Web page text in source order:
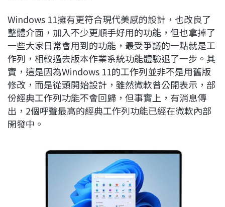
Windows 11擁有更符合現代美感的設計，也改良了
整體介面，加入不少更順手好用的功能，但也拿掉了
一些大家日常會用到的功能，最受爭議的一點就是工
作列，相較過去版本作業系統功能體驗退了一步。其
實，這是因為Windows 11的工作列並非不是用舊版
修改，而是從頭開始設計，雖然微軟曾公開表示，部
份經典工作列功能不會回歸，但事實上，有消息傳
出，2個呼聲最高的經典工作列功能已經在微軟內部
開發中。